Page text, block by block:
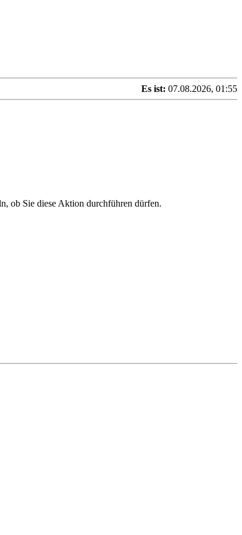
Es ist: 07.08.2026, 01:55
ob Sie diese Aktion durchführen dürfen.